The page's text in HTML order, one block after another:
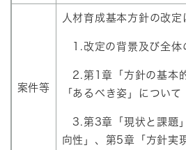
案件等
人材育成基本方針の改定
1.改定の背景及び全体
2.第1章「方針の基本
「あるべき姿」について
3.第3章「現状と課題
向性」、第5章「方針実